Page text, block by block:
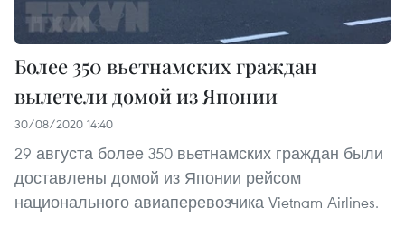
Более 350 вьетнамских граждан
вылетели домой из Японии
30/08/2020 14:40
29 августа более 350 вьетнамских граждан были
доставлены домой из Японии рейсом
национального авиаперевозчика Vietnam Airlines.